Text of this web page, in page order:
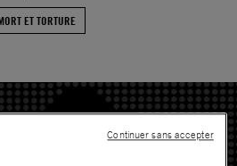
ET TORTURE
Continuer sans accepter